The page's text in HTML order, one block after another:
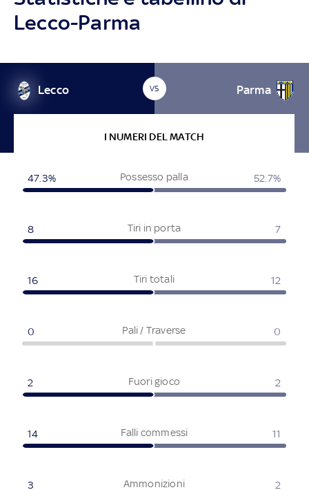
Lecco-Parma
Lecco VS Parma
I NUMERI DEL MATCH
Possesso palla
47.3% 52.7%
Tiri in porta
8 7
Tiri totali
16 12
Pali / Traverse
0 0
Fuori gioco
2 2
Falli commessi
14 11
Ammonizioni
3 2